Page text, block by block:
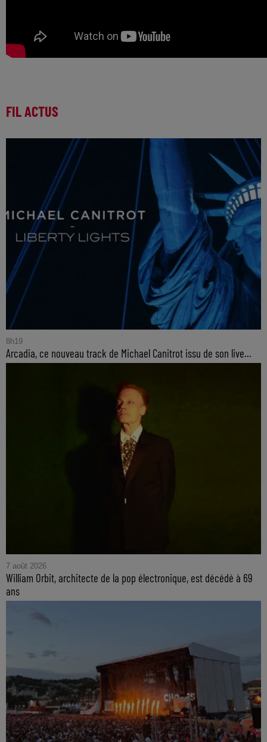
FIL ACTUS
8h19
Arcadia, ce nouveau track de Michael Canitrot issu de son live...
7 août 2026
William Orbit, architecte de la pop électronique, est décédé à 69
ans